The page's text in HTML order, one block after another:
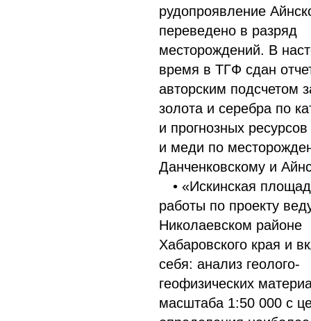
рудопроявление
переведено в разряд
месторождений. В
время в ТГФ сдан
авторским подсчетом
золота и серебра по
и прогнозных
и меди по
Данченковскому и
• «Искинская
работы по проекту
Николаевском районе
Хабаровского края и
себя: анализ геолого-
геофизических
масштаба 1:50 000 с